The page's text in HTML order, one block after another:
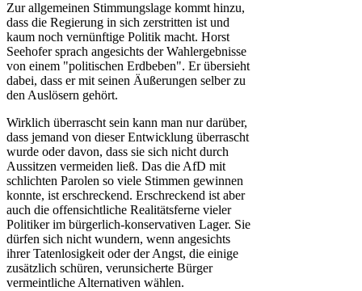
Zur allgemeinen Stimmungslage kommt hinzu,
dass die Regierung in sich zerstritten ist und
kaum noch vernünftige Politik macht. Horst
Seehofer sprach angesichts der Wahlergebnisse
von einem "politischen Erdbeben". Er übersieht
dabei, dass er mit seinen Äußerungen selber zu
den Auslösern gehört.
Wirklich überrascht sein kann man nur darüber,
dass jemand von dieser Entwicklung überrascht
wurde oder davon, dass sie sich nicht durch
Aussitzen vermeiden ließ. Das die AfD mit
schlichten Parolen so viele Stimmen gewinnen
konnte, ist erschreckend. Erschreckend ist aber
auch die offensichtliche Realitätsferne vieler
Politiker im bürgerlich-konservativen Lager. Sie
dürfen sich nicht wundern, wenn angesichts
ihrer Tatenlosigkeit oder der Angst, die einige
zusätzlich schüren, verunsicherte Bürger
vermeintliche Alternativen wählen.